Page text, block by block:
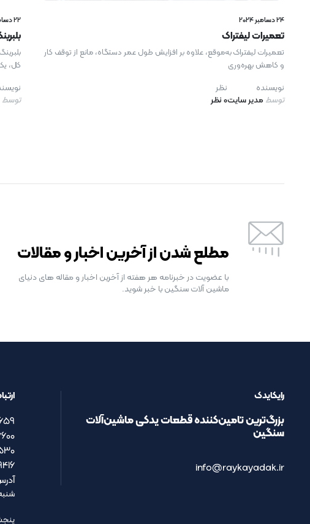
24 دسامبر 2024
تعمیرات لیفتراک
تعمیرات لیفتراک به‌موقع، علاوه بر افزایش طول عمر دستگاه، مانع از توقف کار
و کاهش بهره‌وری
نویسنده
توسطمدیر سایت
نظر
0 نظر
22 دسامبر 2024
کل،
توسط
مطلع شدن از آخرین اخبار و مقالات
با عضویت در خبرنامه هر هفته از آخرین اخبار و مقاله های دنیای
ماشین آلات سنگین با خبر شوید.
رایکایدک
بزرگ‌ترین تامین‌کننده قطعات یدکی ماشین‌آلات
سنگین
info@raykayadak.ir
شنبه